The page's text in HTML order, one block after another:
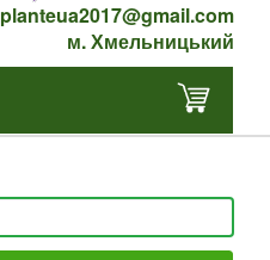
planteua2017@gmail.com
м. Хмельницький